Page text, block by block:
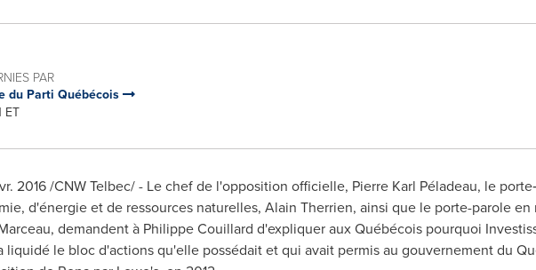
PAR
du Parti Québécois
ET
2016 /CNW Telbec/ - Le chef de l'opposition officielle, Pierre Karl Péladeau, le
d'énergie et de ressources naturelles, Alain Therrien, ainsi que le porte-parole
, demandent à Philippe Couillard d'expliquer aux Québécois pourquoi
liquidé le bloc d'actions qu'elle possédait et qui avait permis au gouvernement du